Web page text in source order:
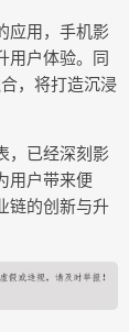
应用，手机影
用户体验。同
，将打造沉浸
，已经深刻影
用户带来便
链的创新与升